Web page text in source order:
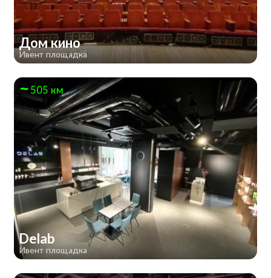
Дом кино
Ивент площадка
505 км
Delab
Ивент площадка